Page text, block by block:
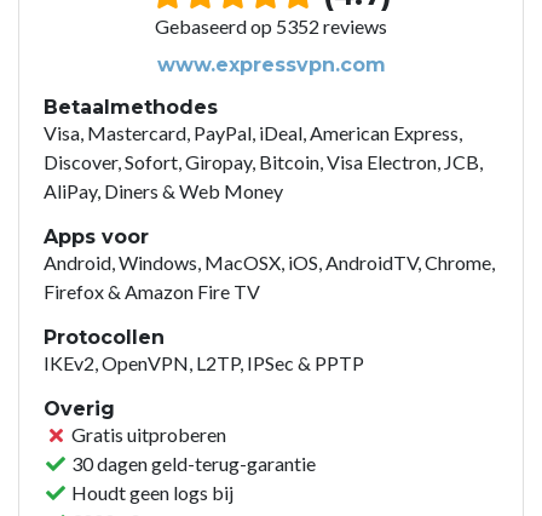
Gebaseerd op 5352 reviews
www.expressvpn.com
Betaalmethodes
Visa, Mastercard, PayPal, iDeal, American Express,
Discover, Sofort, Giropay, Bitcoin, Visa Electron, JCB,
AliPay, Diners & Web Money
Apps voor
Android, Windows, MacOSX, iOS, AndroidTV, Chrome,
Firefox & Amazon Fire TV
Protocollen
IKEv2, OpenVPN, L2TP, IPSec & PPTP
Overig
Gratis uitproberen
30 dagen geld-terug-garantie
Houdt geen logs bij